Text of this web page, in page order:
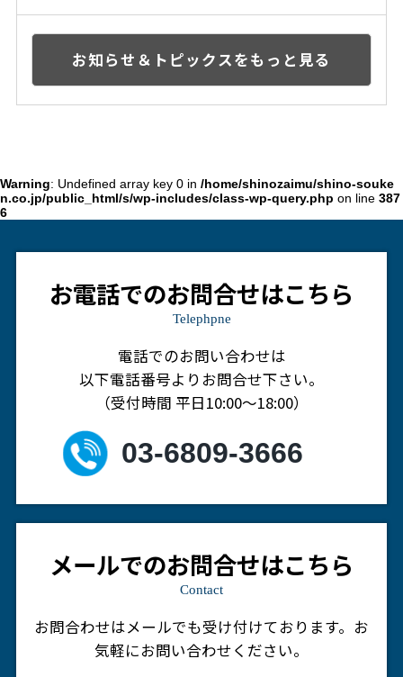
お知らせ＆トピックスをもっと見る
Warning: Undefined array key 0 in /home/shinozaimu/shino-souke
n.co.jp/public_html/s/wp-includes/class-wp-query.php on line 387
6
お電話でのお問合せはこちら
Telephpne
電話でのお問い合わせは
以下電話番号よりお問合せ下さい。
（受付時間 平日10:00～18:00）
03-6809-3666
メールでのお問合せはこちら
Contact
お問合わせはメールでも受け付けております。 お
気軽にお問い合わせください。